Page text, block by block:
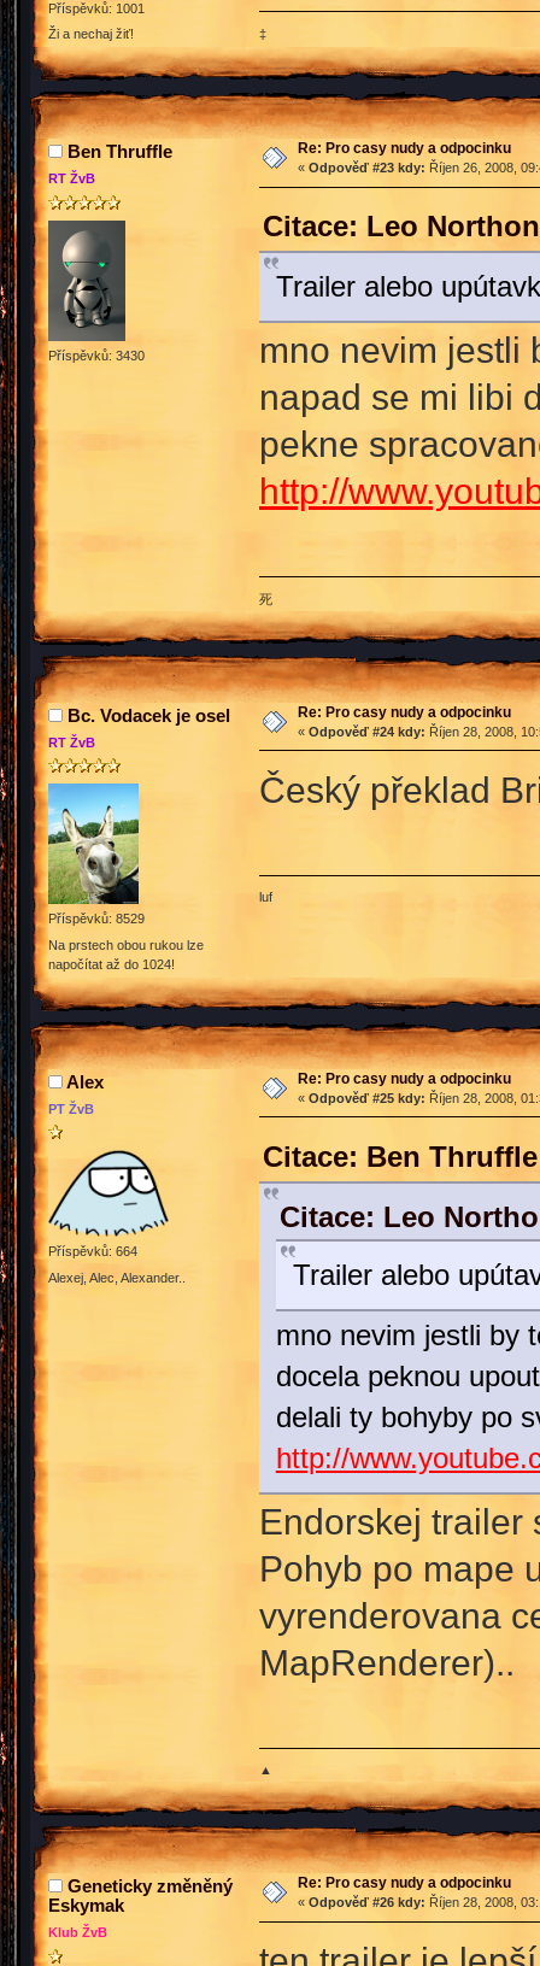
Příspěvků: 1001
Ži a nechaj žiť!
‡
Ben Thruffle
RT ŽvB
Příspěvků: 3430
Re: Pro casy nudy a odpocinku
« Odpověď #23 kdy: Říjen 26, 2008,
Citace: Leo
Trailer alebo
mno nevim jestli
napad se mi libi
pekne
http://
死
Bc. Vodacek je osel
RT ŽvB
Příspěvků: 8529
Na prstech obou rukou lze
napočítat až do 1024!
Re: Pro casy nudy a odpocinku
« Odpověď #24 kdy: Říjen 28, 2008,
Český překlad
luf
Alex
PT ŽvB
Příspěvků: 664
Alexej, Alec, Alexander..
Re: Pro casy nudy a odpocinku
« Odpověď #25 kdy: Říjen 28, 2008,
Citace: Ben
Citace: Leo
Trailer alebo
mno nevim jestli by
docela peknou
delali ty bohyby po
http://
Endorskej trailer
Pohyb po mape
vyrenderovana
MapRenderer)..
▲
Geneticky změněný
Eskymak
Klub ŽvB
Re: Pro casy nudy a odpocinku
« Odpověď #26 kdy: Říjen 28, 2008,